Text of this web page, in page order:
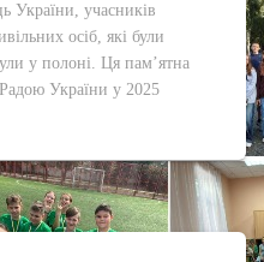
України, учасників
осіб, які були
у полоні. Ця пам’ятна
України у 2025